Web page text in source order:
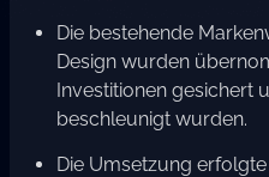
Die bestehende
Design wurden
Investitionen gesichert
beschleunigt wurden.
Die Umsetzung